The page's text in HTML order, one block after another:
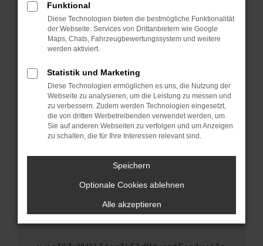
Starte dein Gerät neu.
Das kann manchmal helfen, vorübergehende
Probleme zu beheben.
Betriebssystem auf dem neuesten Stand
sind.
Veraltete Software birgt nicht nur ein
Sicherheitsrisiko, sondern kann auch dazu
führen, dass bestimmte Funktionen nicht mehr
unterstützt werden.
Wende dich an den Webseitenbetreiber.
Wenn du alle oben genannten Schritte versucht
hast, kontaktiere uns bitte. Wir werden
versuchen, das Problem zu beheben. Du kannst
uns diesen Text schicken, um uns bei der
Funktional
Diese Technologien bieten die bestmögliche Funktionalität
der Webseite. Services von Drittanbietern wie Google
Maps, Chats, Fahrzeugbewertungssystem und weitere
werden aktiviert.
Statistik und Marketing
Diese Technologien ermöglichen es uns, die Nutzung der
Webseite zu analysieren, um die Leistung zu messen und
zu verbessern. Zudem werden Technologien eingesetzt,
die von dritten Werbetreibenden verwendet werden, um
Sie auf anderen Webseiten zu verfolgen und um Anzeigen
zu schalten, die für Ihre Interessen relevant sind.
Speichern
Optionale Cookies ablehnen
Alle akzeptieren